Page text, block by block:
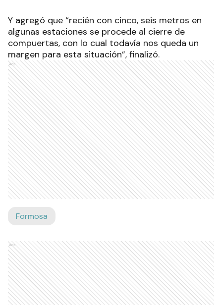
Y agregó que “recién con cinco, seis metros en
algunas estaciones se procede al cierre de
compuertas, con lo cual todavía nos queda un
margen para esta situación”, finalizó.
Ads
Formosa
Ads